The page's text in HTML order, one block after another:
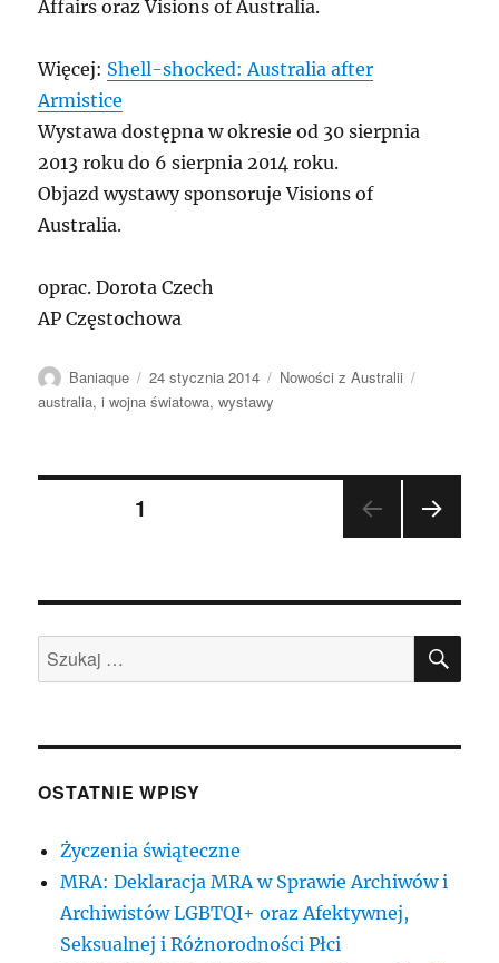
Affairs oraz Visions of Australia.
Więcej: Shell-shocked: Australia after
Armistice
Wystawa dostępna w okresie od 30 sierpnia
2013 roku do 6 sierpnia 2014 roku.
Objazd wystawy sponsoruje Visions of
Australia.
oprac. Dorota Czech
AP Częstochowa
Autor
Baniaque
Data
publikacji
24 stycznia 2014 Kategorie
Nowości z Australii
australia,i wojna światowa,wystawy
Stronicowanie
STRONA1
STR
ONA
Szukaj:
OSTATNIE WPISY
Życzenia świąteczne
MRA: Deklaracja MRA w Sprawie Archiwów i
Archiwistów LGBTQI+ oraz Afektywnej,
Seksualnej i Różnorodności Płci